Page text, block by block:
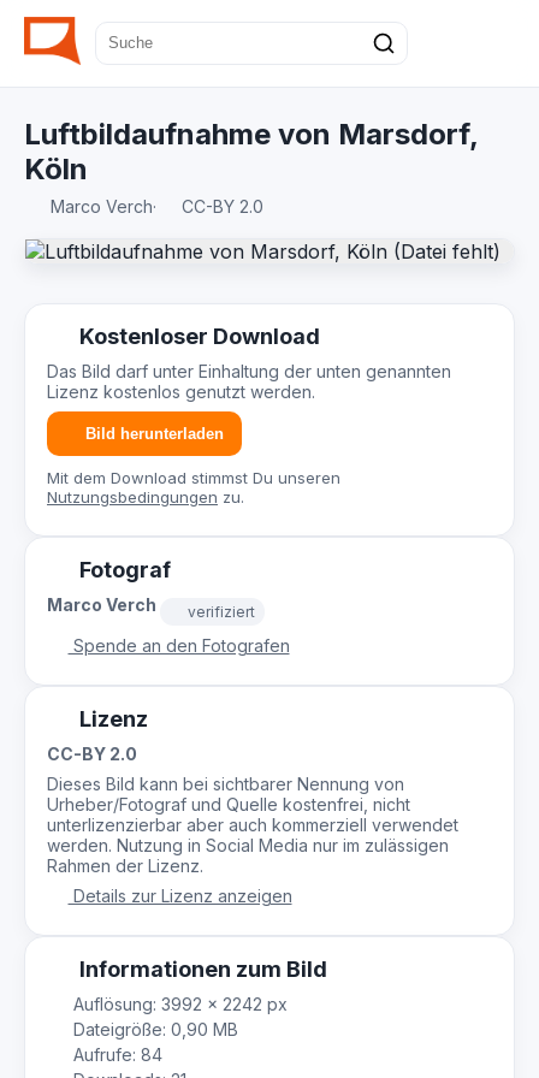
Luftbildaufnahme von Marsdorf,
Köln
Marco Verch· CC-BY 2.0
Kostenloser Download
Das Bild darf unter Einhaltung der unten genannten
Lizenz kostenlos genutzt werden.
Bild herunterladen
Mit dem Download stimmst Du unseren
Nutzungsbedingungen zu.
Fotograf
Marco Verch verifiziert
Spende an den Fotografen
Lizenz
CC-BY 2.0
Dieses Bild kann bei sichtbarer Nennung von
Urheber/Fotograf und Quelle kostenfrei, nicht
unterlizenzierbar aber auch kommerziell verwendet
werden. Nutzung in Social Media nur im zulässigen
Rahmen der Lizenz.
Details zur Lizenz anzeigen
Informationen zum Bild
Auflösung: 3992 × 2242 px
Dateigröße: 0,90 MB
Aufrufe: 84